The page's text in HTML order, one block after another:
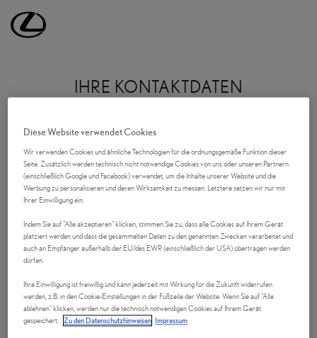
IHRE KONTAKTDATEN
VORNAME
NACHNAME
Firma (optional)
Diese Website verwendet Cookies
Wir verwenden Cookies und ähnliche Technologien für die ordnungsgemäße Funktion dieser
Seite. Zusätzlich werden technisch nicht notwendige Cookies von uns oder unseren Partnern
(einschließlich Google und Facebook) verwendet, um die Inhalte unserer Website und die
Werbung zu personalisieren und deren Wirksamkeit zu messen. Letztere setzen wir nur mit
Ihrer Einwilligung ein.
Indem Sie auf "Alle akzeptieren" klicken, stimmen Sie zu, dass alle Cookies auf Ihrem Gerät
platziert werden und dass die gesammelten Daten zu den genannten Zwecken verarbeitet und
auch an Empfänger außerhalb der EU/des EWR (einschließlich der USA) übertragen werden
dürfen.
Ihre Einwilligung ist freiwillig und kann jederzeit mit Wirkung für die Zukunft widerrufen
werden, z.B. in den Cookie-Einstellungen in der Fußzeile der Website. Wenn Sie auf "Alle
ablehnen" klicken, werden nur die technisch notwendigen Cookies auf Ihrem Gerät
gespeichert. Zu den Datenschutzhinweisen Impressum
Lexus Deutschland | Lexus Automobile | Lexus